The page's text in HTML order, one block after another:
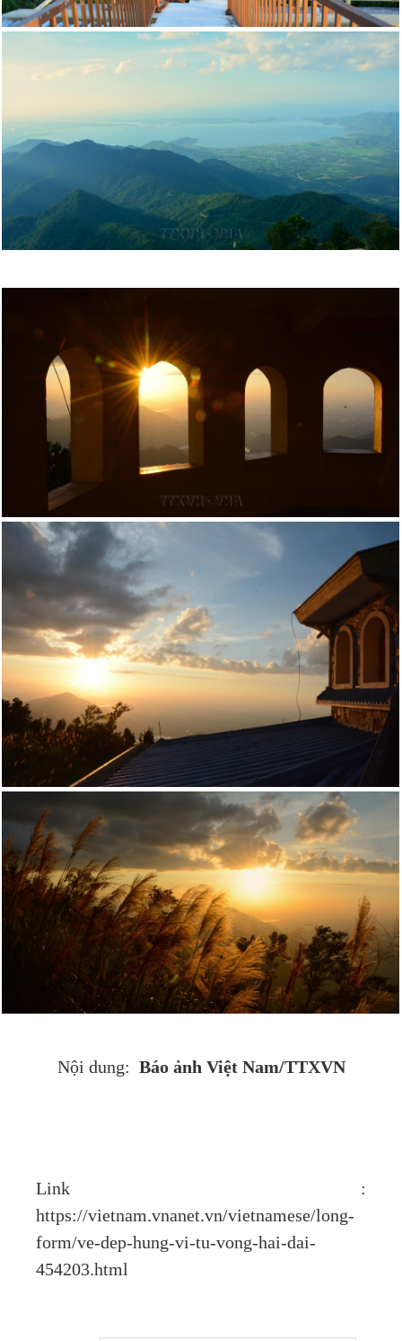
Nội dung: Báo ảnh Việt Nam/TTXVN
Link :
https://vietnam.vnanet.vn/vietnamese/long-
form/ve-dep-hung-vi-tu-vong-hai-dai-
454203.html